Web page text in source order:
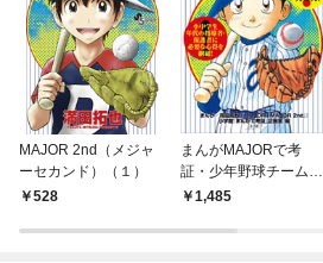
MAJOR 2nd（メジャ
ーセカンド）（１）
528
まんがMAJORで考
証・少年野球チーム診
断1,485